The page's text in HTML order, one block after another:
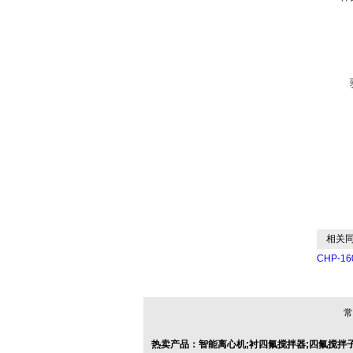
相关同
CHP-
热卖产品：智能离心机;衬四氟搅拌器;四氟搅